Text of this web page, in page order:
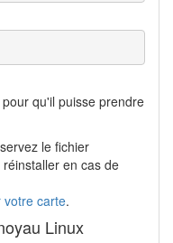
qu'il puisse prendre
le fichier
en cas de
votre carte.
Linux